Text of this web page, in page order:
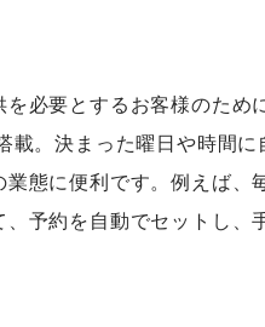
必要とするお客様のため
載。決まった曜日や時間
態に便利です。例えば、
予約を自動でセットし、